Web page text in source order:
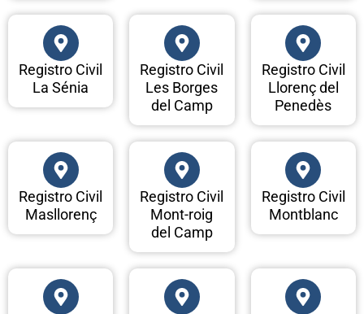
Registro Civil
La Sénia
Registro Civil
Les Borges
del Camp
Registro Civil
Llorenç del
Penedès
Registro Civil
Masllorenç
Registro Civil
Mont-roig
del Camp
Registro Civil
Montblanc